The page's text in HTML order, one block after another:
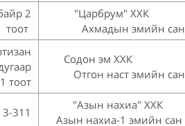
2
тоот
"Царбрум" ХХК
Ахмадын эмийн сан
тоот
Содон эм ХХК
Отгон наст эмийн сан
3-311
"Азын нахиа" ХХК
Азын нахиа-1 эмийн сан